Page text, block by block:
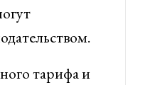
тарифа и